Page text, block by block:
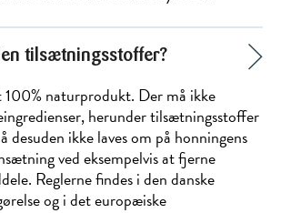
tilsætningsstoffer?
naturprodukt. Der må ikke
herunder tilsætningsstoffer
desuden ikke laves om på honningens
ved eksempelvis at fjerne
Reglerne findes i den danske
og i det europæiske